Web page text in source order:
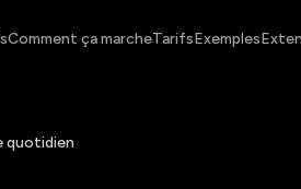
Comment ça marcheTarifsExemples
quotidien